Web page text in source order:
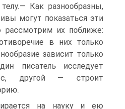
Как разнообразны,
могут показаться эти
рассмотрим их поближе:
в них только
зависит только
писатель исследует
другой — строит
на науку и ею